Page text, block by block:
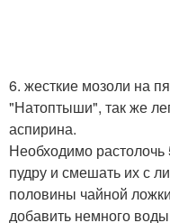
6. жесткие мозоли на
"Натоптыши", так же
аспирина.
Необходимо растолочь
пудру и смешать их с
половины чайной
добавить немного